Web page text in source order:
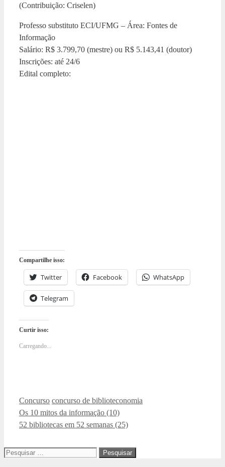
(Contribuição: Criselen)
Professo substituto ECI/UFMG – Área: Fontes de
Informação
Salário: R$ 3.799,70 (mestre) ou R$ 5.143,41 (doutor)
Inscrições: até 24/6
Edital completo:
Compartilhe isso:
Twitter Facebook WhatsApp
Telegram
Curtir isso:
Carregando...
Categorias
Concurso Tags
concurso de biblioteconomia
Os 10 mitos da informação (10)
52 bibliotecas em 52 semanas (25)
Pesquisar